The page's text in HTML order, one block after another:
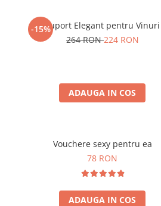
-15%Suport Elegant pentru Vinuri
264 RON224 RON
ADAUGA IN COS
Vouchere sexy pentru ea
78 RON
ADAUGA IN COS